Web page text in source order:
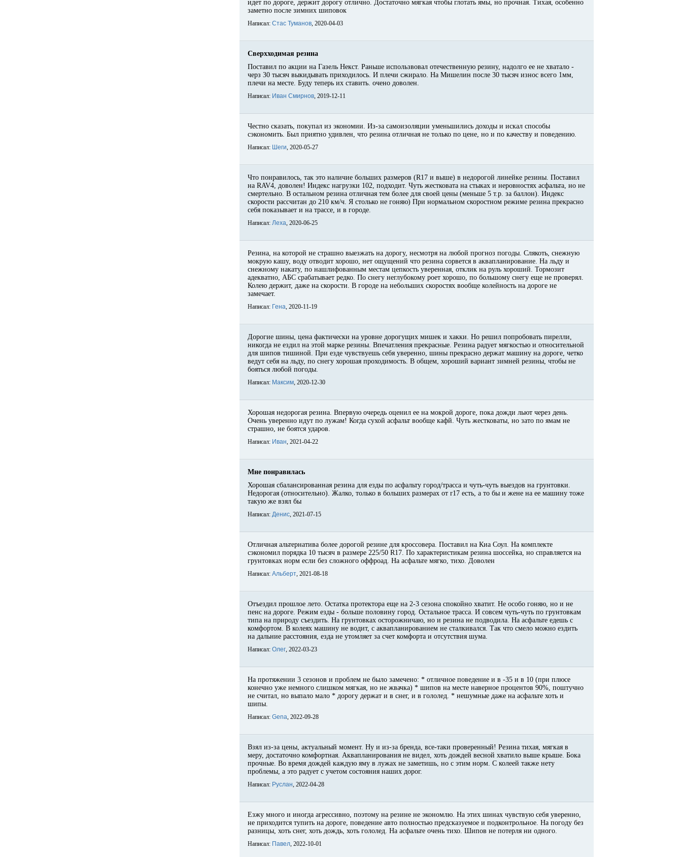
идет по дороге, держит дорогу отлично. Достаточно мягкая чтобы глотать ямы, но прочная. Тихая, особенно
заметно после зимних шиповок
Написал: Стас Туманов, 2020-04-03
Сверхходимая резина
Поставил по акции на Газель Некст. Раньше использвовал отечественную резину, надолго ее не хватало -
черз 30 тысяч выкидывать приходилось. И плечи сжирало. На Мишелин после 30 тысяч износ всего 1мм,
плечи на месте. Буду теперь их ставить. очено доволен.
Написал: Иван Смирнов, 2019-12-11
Честно сказать, покупал из экономии. Из-за самоизоляции уменьшились доходы и искал способы
сэкономить. Был приятно удивлен, что резина отличная не только по цене, но и по качеству и поведению.
Написал: Шеги, 2020-05-27
Что понравилось, так это наличие больших размеров (R17 и выше) в недорогой линейке резины. Поставил
на RAV4, доволен! Индекс нагрузки 102, подходит. Чуть жестковата на стыках и неровностях асфальта, но не
смертельно. В остальном резина отличная тем более для своей цены (меньше 5 т.р. за баллон). Индекс
скорости рассчитан до 210 км/ч. Я столько не гоняю) При нормальном скоростном режиме резина прекрасно
себя показывает и на трассе, и в городе.
Написал: Леха, 2020-06-25
Резина, на которой не страшно выезжать на дорогу, несмотря на любой прогноз погоды. Слякоть, снежную
мокрую кашу, воду отводит хорошо, нет ощущений что резина сорвется в аквапланирование. На льду и
снежному накату, по нашлифованным местам цепкость уверенная, отклик на руль хороший. Тормозит
адекватно, АБС срабатывает редко. По снегу неглубокому роет хорошо, по большому снегу еще не проверял.
Колею держит, даже на скорости. В городе на небольших скоростях вообще колейность на дороге не
замечает.
Написал: Гена, 2020-11-19
Дорогие шины, цена фактически на уровне дорогущих мишек и хакки. Но решил попробовать пирелли,
никогда не ездил на этой марке резины. Впечатления прекрасные. Резина радует мягкостью и относительной
для шипов тишиной. При езде чувствуешь себя уверенно, шины прекрасно держат машину на дороге, четко
ведут себя на льду, по снегу хорошая проходимость. В общем, хороший вариант зимней резины, чтобы не
бояться любой погоды.
Написал: Максим, 2020-12-30
Хорошая недорогая резина. Впервую очередь оценил ее на мокрой дороге, пока дожди льют через день.
Очень уверенно идут по лужам! Когда сухой асфальт вообще кафй. Чуть жестковаты, но зато по ямам не
страшно, не боятся ударов.
Написал: Иван, 2021-04-22
Мне понравилась
Хорошая сбалансированная резина для езды по асфальту город/трасса и чуть-чуть выездов на грунтовки.
Недорогая (относительно). Жалко, только в больших размерах от r17 есть, а то бы и жене на ее машину тоже
такую же взял бы
Написал: Денис, 2021-07-15
Отличная альтернатива более дорогой резине для кроссовера. Поставил на Киа Соул. На комплекте
сэкономил порядка 10 тысяч в размере 225/50 R17. По характеристикам резина шоссейка, но справляется на
грунтовках норм если без сложного оффроад. На асфальте мягко, тихо. Доволен
Написал: Альберт, 2021-08-18
Отъездил прошлое лето. Остатка протектора еще на 2-3 сезона спокойно хватит. Не особо гоняю, но и не
пенс на дороге. Режим езды - больше половину город. Остальное трасса. И совсем чуть-чуть по грунтовкам
типа на природу съездить. На грунтовках осторожничаю, но и резина не подводила. На асфальте едешь с
комфортом. В колеях машину не водит, с аквапланированием не сталкивался. Так что смело можно ездить
на дальние расстояния, езда не утомляет за счет комфорта и отсутствия шума.
Написал: Олег, 2022-03-23
На протяжении 3 сезонов и проблем не было замечено: * отличное поведение и в -35 и в 10 (при плюсе
конечно уже немного слишком мягкая, но не жвачка) * шипов на месте наверное процентов 90%, поштучно
не считал, но выпало мало * дорогу держат и в снег, и в гололед. * нешумные даже на асфальте хоть и
шипы.
Написал: Gena, 2022-09-28
Взял из-за цены, актуальный момент. Ну и из-за бренда, все-таки проверенный! Резина тихая, мягкая в
меру, достаточно комфортная. Аквапланирования не видел, хоть дождей весной хватило выше крыше. Бока
прочные. Во время дождей каждую яму в лужах не заметишь, но с этим норм. С колеей также нету
проблемы, а это радует с учетом состояния наших дорог.
Написал: Руслан, 2022-04-28
Езжу много и иногда агрессивно, поэтому на резине не экономлю. На этих шинах чувствую себя уверенно,
не приходится тупить на дороге, поведение авто полностью предсказуемое и подконтрольное. На погоду без
разницы, хоть снег, хоть дождь, хоть гололед. На асфальте очень тихо. Шипов не потерля ни одного.
Написал: Павел, 2022-10-01